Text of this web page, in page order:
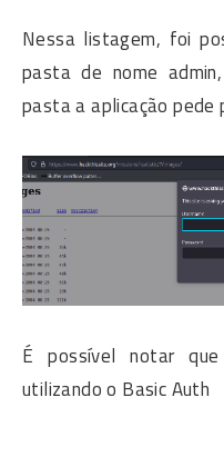
Nessa listagem, foi
pasta de nome
pasta a aplicação pede
É possível notar
utilizando o Basic Auth